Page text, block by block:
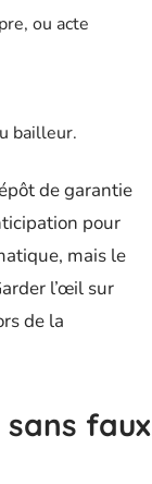
ou acte
bailleur.
de garantie
pour
mais le
l’œil sur
de la
faux